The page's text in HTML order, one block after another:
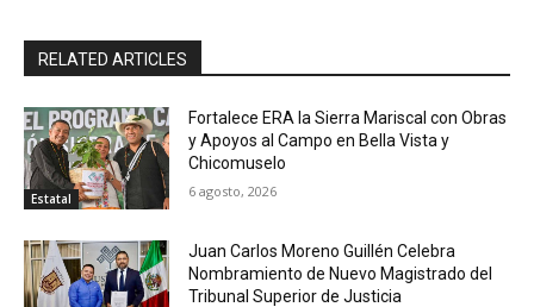
RELATED ARTICLES
Estatal
Fortalece ERA la Sierra Mariscal con Obras
y Apoyos al Campo en Bella Vista y
Chicomuselo
6 agosto, 2026
Juan Carlos Moreno Guillén Celebra
Nombramiento de Nuevo Magistrado del
Tribunal Superior de Justicia